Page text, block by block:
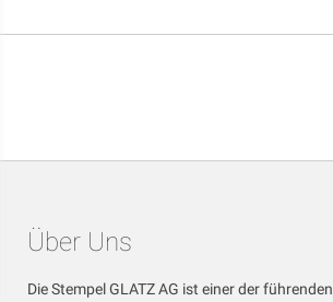
Über Uns
Die Stempel GLATZ AG ist einer der führenden